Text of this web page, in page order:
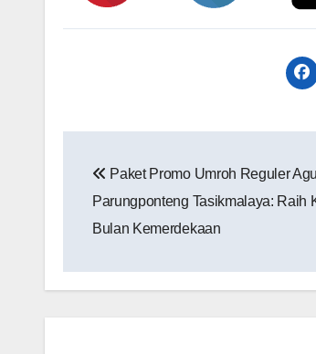
posPaket Promo Umroh Reguler
Parungponteng Tasikmalaya: Raih
Bulan Kemerdekaan